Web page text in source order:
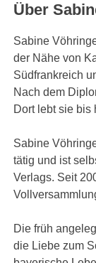
Über
Sabine
der Nähe von
Südfrankreich
Nach dem
Dort lebt sie bis
Sabine
tätig und ist
Verlags. Seit
Die früh
die Liebe zum